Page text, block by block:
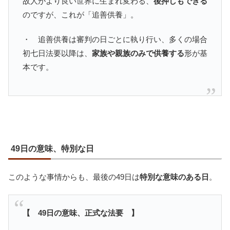
のですが、これが「追善供養」。
・ 追善供養は審判の日ごとに執り行い、多くの場合
初七日法要以降は、 家族や親族のみで供養する形が基
本です。
49日の意味、特別な日
このような事情からも、最後の49日は特別な意味のある日 。
【 49日の意味、正式な法要 】